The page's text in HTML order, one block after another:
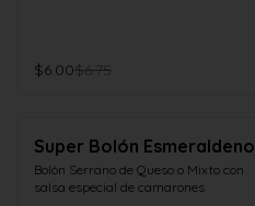
$6.00$6.75
Super Bolón Esmeraldeno
Bolón Serrano de Queso o Mixto con
salsa especial de camarones